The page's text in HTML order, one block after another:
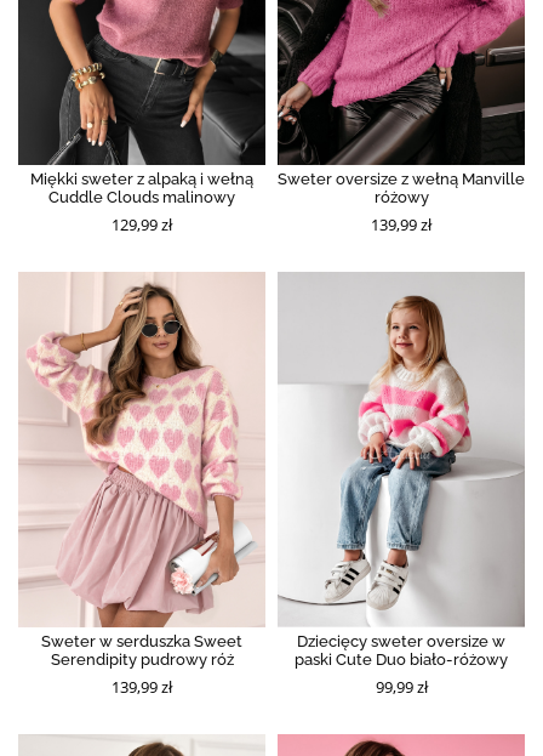
Miękki sweter z alpaką i wełną
Cuddle Clouds malinowy
129,99 zł
Sweter oversize z wełną Manville
różowy
139,99 zł
Sweter w serduszka Sweet
Serendipity pudrowy róż
139,99 zł
Dziecięcy sweter oversize w
paski Cute Duo biało-różowy
99,99 zł